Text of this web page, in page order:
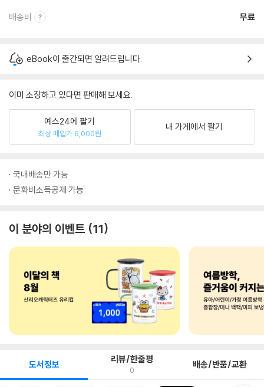
배송비 무료
eBook이 출간되면 알려드립니다.
이미 소장하고 있다면 판매해 보세요.
예스24에 팔기
최상 매입가 6,000원
내 가게에서 팔기
국내배송만 가능
문화비소득공제 가능
이 분야의 이벤트 11
도서정보 리뷰/한줄평
0 배송/반품/교환